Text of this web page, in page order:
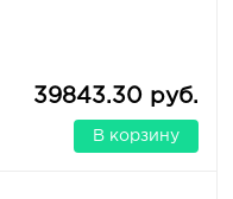
39843.30 руб.
В корзину